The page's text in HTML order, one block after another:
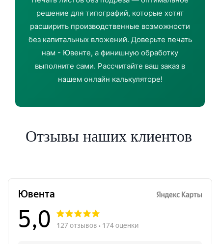
решение для типографий, которые хотят
расширить производственные возможности
без капитальных вложений. Доверьте печать
нам - Ювенте, а финишную обработку
выполните сами. Рассчитайте ваш заказ в
нашем онлайн калькуляторе!
Отзывы наших клиентов